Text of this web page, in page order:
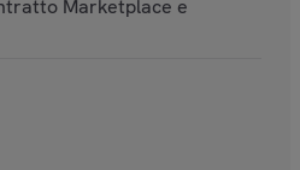
Marketplace e